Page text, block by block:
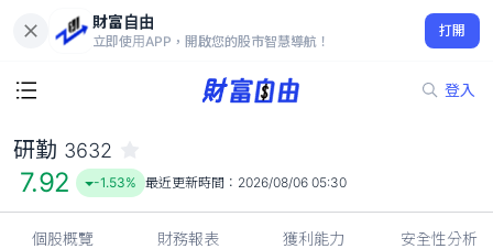
財富自由
立即使用APP，開啟您的股市智慧導航！
打開
登入
7.92
-1.53%
研勤 3632
7.92 -1.53% 最近更新時間： 2026/08/06 05:30
個股概覽 財務報表 獲利能力 安全性分析